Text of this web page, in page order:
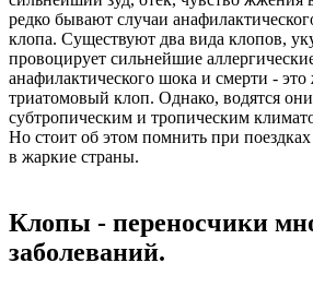
редко бывают случаи
клопа. Существуют два вида клопов,
провоцирует сильнейшие
анафилактического шока и смерти -
триатомовый клоп. Однако, водятся
субтропическим и тропическим
Но стоит об этом помнить при
в жаркие страны.
Клопы - переносчики
заболеваний.